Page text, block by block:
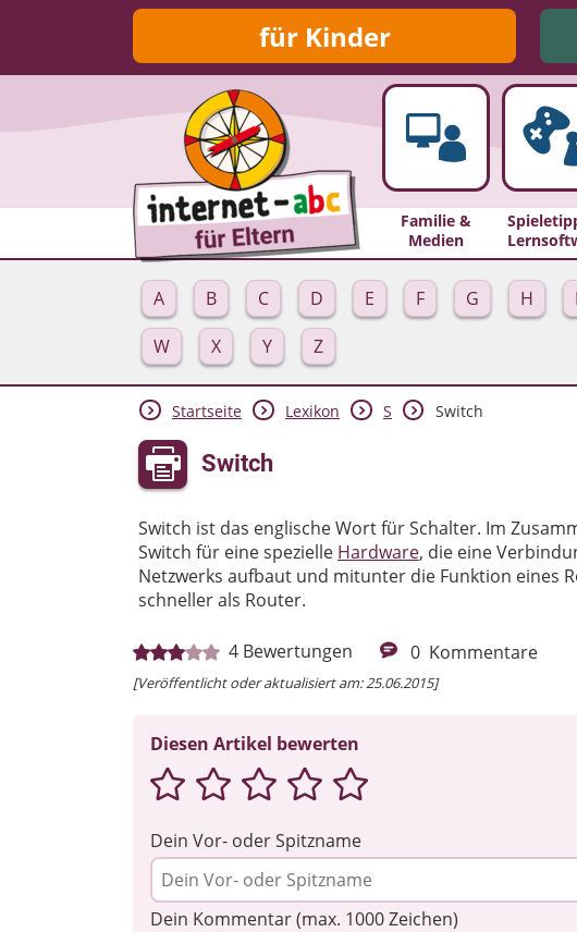
für Kinder
Familie &
Medien
A B C D E F G H I
W
X Y Z
Startseite Lexikon S Switch
Switch
Switch ist das englische Wort für Schalter. Im
Switch für eine spezielle Hardware, die eine
Netzwerks aufbaut und mitunter die Funktion eines
schneller als Router.
4 Bewertungen 0 Kommentare
[Veröffentlicht oder aktualisiert am: 25.06.2015]
Diesen Artikel bewerten
Dein Vor- oder Spitzname
Dein Kommentar (max. 1000 Zeichen)